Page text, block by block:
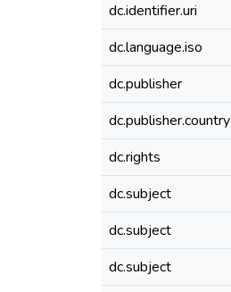
dc.identifier.uri
dc.language.iso
dc.publisher
dc.publisher.country
dc.rights
dc.subject
dc.subject
dc.subject